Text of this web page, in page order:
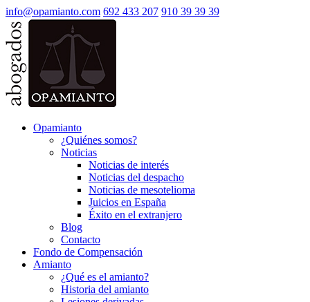
info@opamianto.com 692 433 207 910 39 39 39
Opamianto
¿Quiénes somos?
Noticias
Noticias de interés
Noticias del despacho
Noticias de mesotelioma
Juicios en España
Éxito en el extranjero
Blog
Contacto
Fondo de Compensación
Amianto
¿Qué es el amianto?
Historia del amianto